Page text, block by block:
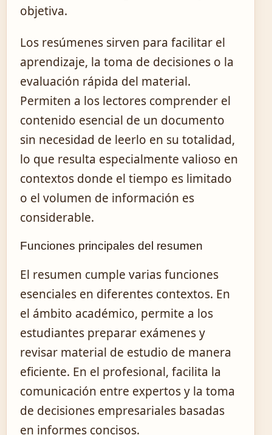
objetiva.
Los resúmenes sirven para facilitar el
aprendizaje, la toma de decisiones o la
evaluación rápida del material.
Permiten a los lectores comprender el
contenido esencial de un documento
sin necesidad de leerlo en su totalidad,
lo que resulta especialmente valioso en
contextos donde el tiempo es limitado
o el volumen de información es
considerable.
Funciones principales del resumen
El resumen cumple varias funciones
esenciales en diferentes contextos. En
el ámbito académico, permite a los
estudiantes preparar exámenes y
revisar material de estudio de manera
eficiente. En el profesional, facilita la
comunicación entre expertos y la toma
de decisiones empresariales basadas
en informes concisos.